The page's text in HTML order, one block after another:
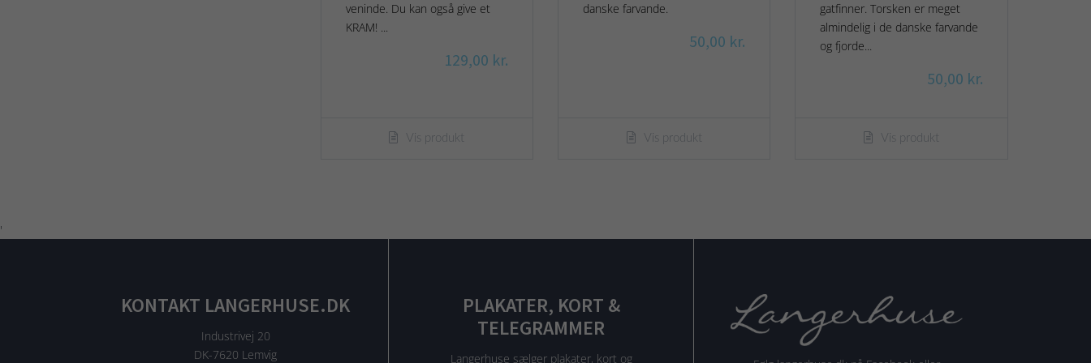
veninde. Du kan også give et
KRAM! ...
129,00 kr.
Vis produkt
danske farvande.
50,00 kr.
Vis produkt
gatfinner. Torsken er meget
almindelig i de danske farvande
og fjorde...
50,00 kr.
Vis produkt
'
KONTAKT LANGERHUSE.DK
Industrivej 20
DK-7620 Lemvig
PLAKATER, KORT &
TELEGRAMMER
Langerhuse sælger plakater, kort og